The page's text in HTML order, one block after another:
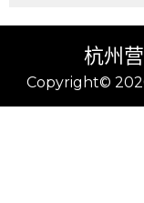
杭州
Copyright©